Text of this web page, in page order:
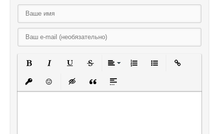
Вставить защищенную ссылку
Вставить смайлик
Вставка скрытого текста
Вставка цитаты
Вставка спойлера